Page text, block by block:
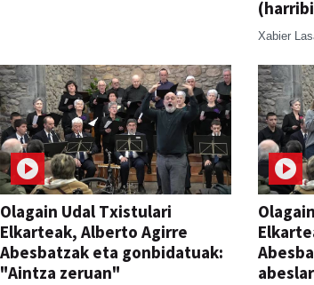
Xabier
Olagain Udal Txistulari
Elkarteak, Alberto Agirre
Abesbatzak eta gonbidatuak:
"Aintza zeruan"